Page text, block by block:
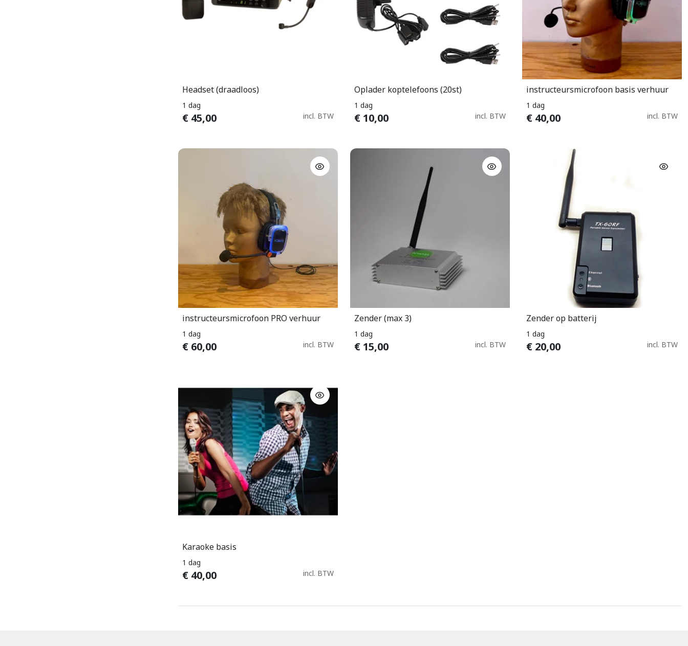
In Winkelwagen
Headset (draadloos)
1 dag
€ 45,00 incl. BTW
In Winkelwagen
Oplader koptelefoons (20st)
1 dag
€ 10,00 incl. BTW
instructeursmicrofoon basis verhuur
1 dag
€ 40,00 incl. BTW
instructeursmicrofoon PRO verhuur
1 dag
€ 60,00 incl. BTW
In Winkelwagen
Zender (max 3)
1 dag
€ 15,00 incl. BTW
In Winkelwagen
Zender op batterij
1 dag
€ 20,00 incl. BTW
Karaoke basis
1 dag
€ 40,00 incl. BTW